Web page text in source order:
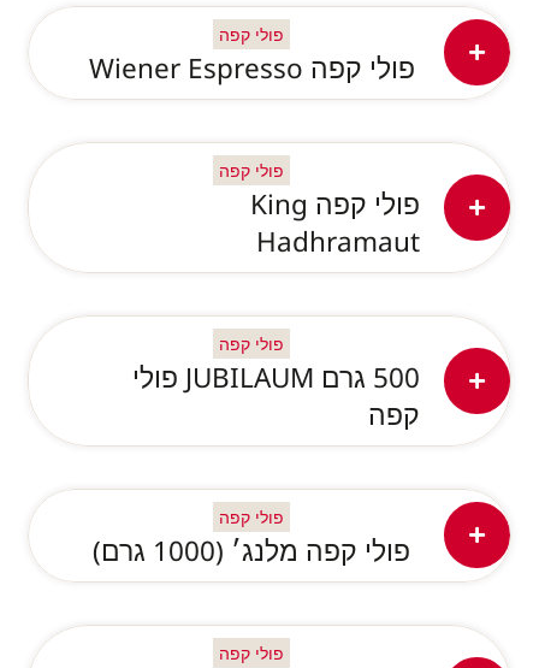
פולי קפה
פולי קפה Wiener Espresso
פולי קפה
פולי קפה King
Hadhramaut
פולי קפה
500 גרם JUBILAUM פולי
קפה
פולי קפה
פולי קפה מלנג׳ (1000 גרם)
פולי קפה